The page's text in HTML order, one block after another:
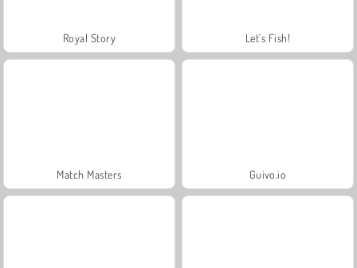
Royal Story Let's Fish!
Match Masters Guivo.io